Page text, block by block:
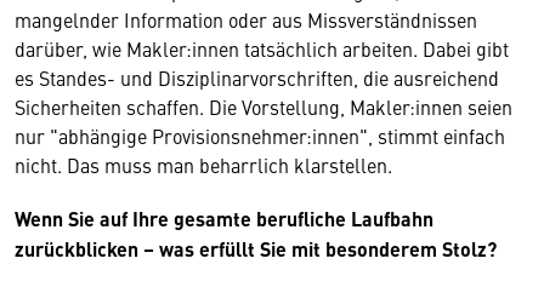
mangelnder Information oder aus Missverständnissen
darüber, wie Makler:innen tatsächlich arbeiten. Dabei gibt
es Standes- und Disziplinarvorschriften, die ausreichend
Sicherheiten schaffen. Die Vorstellung, Makler:innen seien
nur "abhängige Provisionsnehmer:innen", stimmt einfach
nicht. Das muss man beharrlich klarstellen.
Wenn Sie auf Ihre gesamte berufliche Laufbahn
zurückblicken – was erfüllt Sie mit besonderem Stolz?